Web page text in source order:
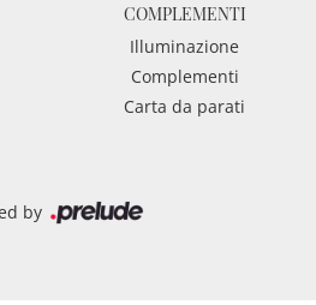
COMPLEMENTI
Illuminazione
Complementi
Carta da parati
by